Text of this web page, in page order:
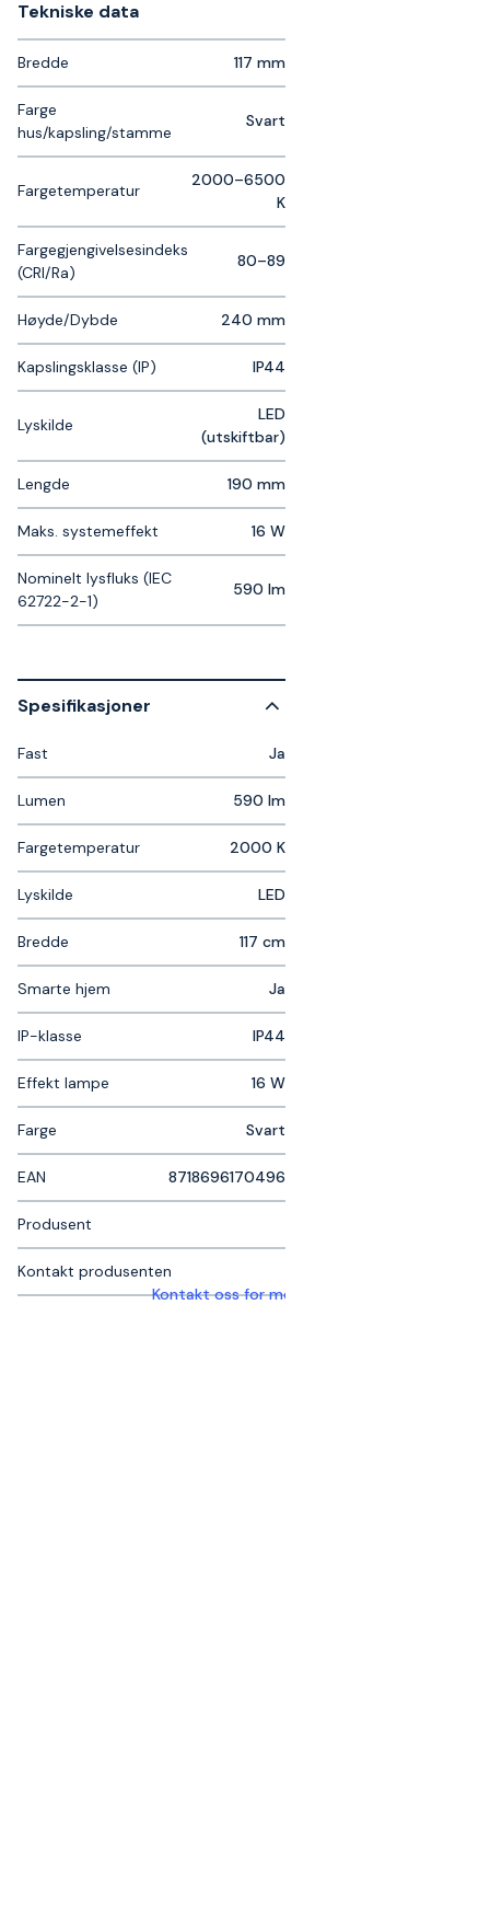
Tekniske data​
Bredde 117 mm
Farge
hus/kapsling/stamme
Svart
Fargetemperatur
2000–6500
K
Fargegjengivelsesindeks
(CRI/Ra)
80–89
Høyde/Dybde 240 mm
Kapslingsklasse (IP) IP44
Lyskilde
LED
(utskiftbar)
Lengde 190 mm
Maks. systemeffekt 16 W
Nominelt lysfluks (IEC
62722-2-1)
590 lm
Spesifikasjoner
Fast Ja
Lumen 590 lm
Fargetemperatur 2000 K
Lyskilde LED
Bredde 117 cm
Smarte hjem Ja
IP-klasse IP44
Effekt lampe 16 W
Farge Svart
EAN 8718696170496
Produsent
Kontakt produsenten
Kontakt oss for mer informasjon